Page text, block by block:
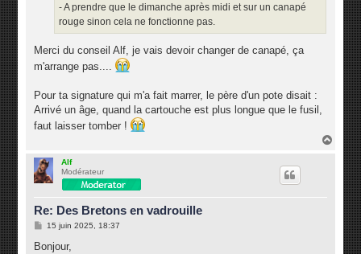
- A prendre que le dimanche après midi et sur un canapé
rouge sinon cela ne fonctionne pas.
Merci du conseil Alf, je vais devoir changer de canapé, ça
m'arrange pas....
Pour ta signature qui m'a fait marrer, le père d'un pote disait :
Arrivé un âge, quand la cartouche est plus longue que le fusil,
faut laisser tomber !
Alf
Modérateur
Re: Des Bretons en vadrouille
M
s
15 juin 2025, 18:37
Bonjour,